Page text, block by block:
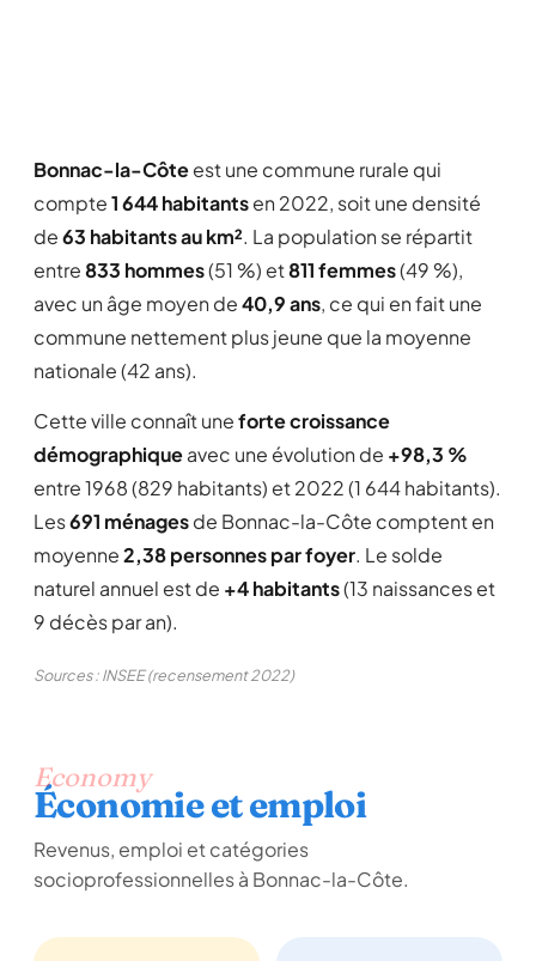
Bonnac-la-Côteest une commune rurale qui
compte1 644 habitantsen 2022, soit une densité
de63 habitants au km². La population se répartit
entre833 hommes(51 %) et811 femmes(49 %),
avec un âge moyen de40,9 ans, ce qui en fait une
commune nettement plus jeune que la moyenne
nationale (42 ans).
Cette ville connaît uneforte croissance
démographiqueavec une évolution de +98,3 %
entre 1968 (829 habitants) et 2022 (1 644 habitants).
Les691 ménagesde Bonnac-la-Côte comptent en
moyenne2,38 personnes par foyer. Le solde
naturel annuel est de +4 habitants(13 naissances et
9 décès par an).
Sources : INSEE (recensement 2022)
Economy
Économie et emploi
Revenus, emploi et catégories
socioprofessionnelles à Bonnac-la-Côte.